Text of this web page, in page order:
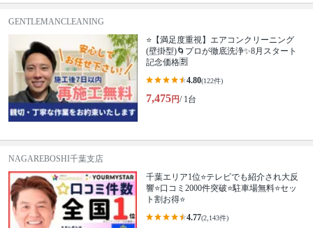
GENTLEMANCLEANING
⭐【満足度重視】エアコンクリーニング
(壁掛型)🌀プロが徹底洗浄✨8月スタート
記念価格🈹
4.80(122件)
7,475円/ 1台
NAGAREBOSHI千葉支店
千葉エリア1位⭐テレビでも紹介され大反
響⭐️口コミ2000件突破⭐️駐車場無料⭐セッ
ト割お得⭐
4.77(2,143件)